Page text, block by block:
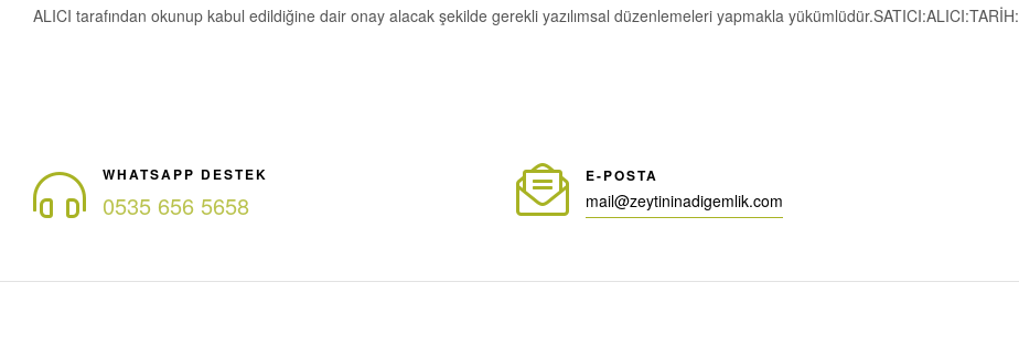
ALICI tarafından okunup kabul edildiğine dair onay alacak şekilde gerekli yazılımsal düzenlemeleri yapmakla yükümlüdür.SATICI:ALICI:TARİH:
WHATSAPP DESTEK
0535 656 5658
E-POSTA
mail@zeytininadigemlik.com